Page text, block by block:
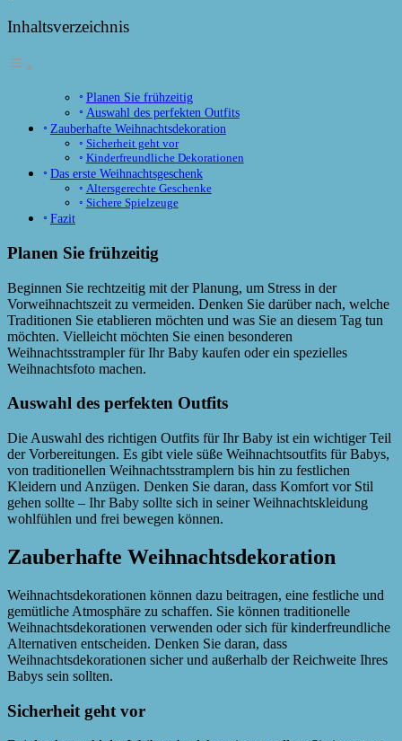
Inhaltsverzeichnis
Planen Sie frühzeitig
Auswahl des perfekten Outfits
Zauberhafte Weihnachtsdekoration
Sicherheit geht vor
Kinderfreundliche Dekorationen
Das erste Weihnachtsgeschenk
Altersgerechte Geschenke
Sichere Spielzeuge
Fazit
Planen Sie frühzeitig
Beginnen Sie rechtzeitig mit der Planung, um Stress in der
Vorweihnachtszeit zu vermeiden. Denken Sie darüber nach, welche
Traditionen Sie etablieren möchten und was Sie an diesem Tag tun
möchten. Vielleicht möchten Sie einen besonderen
Weihnachtsstrampler für Ihr Baby kaufen oder ein spezielles
Weihnachtsfoto machen.
Auswahl des perfekten Outfits
Die Auswahl des richtigen Outfits für Ihr Baby ist ein wichtiger Teil
der Vorbereitungen. Es gibt viele süße Weihnachtsoutfits für Babys,
von traditionellen Weihnachtsstramplern bis hin zu festlichen
Kleidern und Anzügen. Denken Sie daran, dass Komfort vor Stil
gehen sollte – Ihr Baby sollte sich in seiner Weihnachtskleidung
wohlfühlen und frei bewegen können.
Zauberhafte Weihnachtsdekoration
Weihnachtsdekorationen können dazu beitragen, eine festliche und
gemütliche Atmosphäre zu schaffen. Sie können traditionelle
Weihnachtsdekorationen verwenden oder sich für kinderfreundliche
Alternativen entscheiden. Denken Sie daran, dass
Weihnachtsdekorationen sicher und außerhalb der Reichweite Ihres
Babys sein sollten.
Sicherheit geht vor